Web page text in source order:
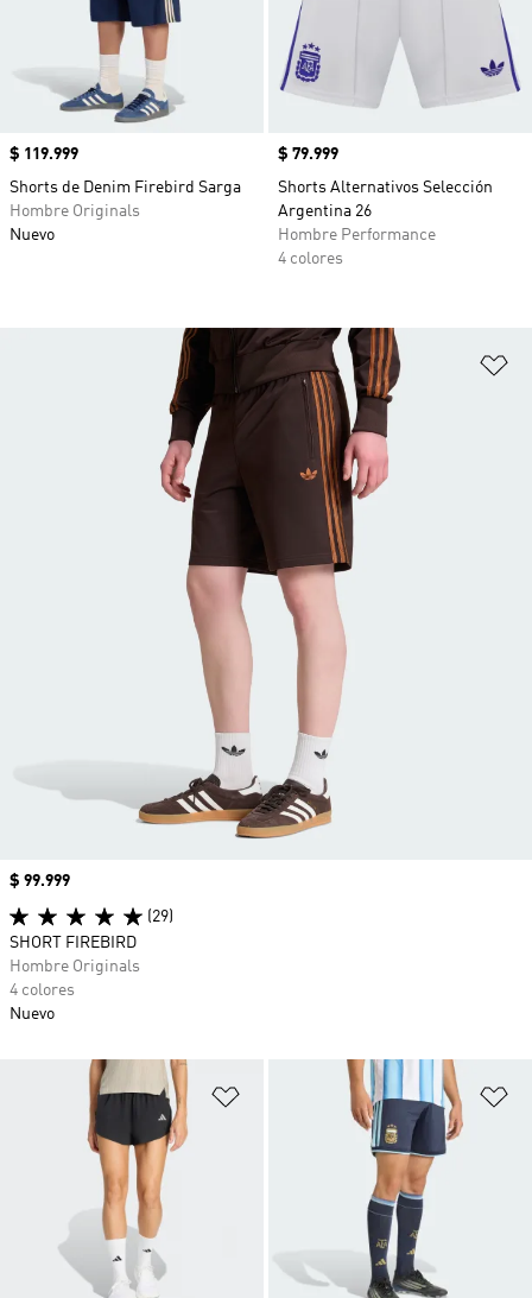
Precio
$ 119.999
Shorts de Denim Firebird Sarga
Hombre Originals
Nuevo
Precio
$ 79.999
Shorts Alternativos Selección
Argentina 26
Hombre Performance
4 colores
Añadir a la lista de deseos
Precio
$ 99.999
(29)
SHORT FIREBIRD
Hombre Originals
4 colores
Nuevo